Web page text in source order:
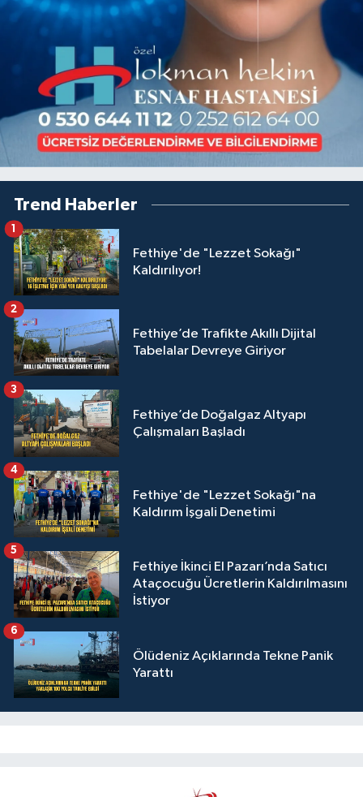
Trend Haberler
Fethiye'de "Lezzet Sokağı"
Kaldırılıyor!
1
Fethiye’de Trafikte Akıllı Dijital
Tabelalar Devreye Giriyor
2
Fethiye’de Doğalgaz Altyapı
Çalışmaları Başladı
3
Fethiye'de "Lezzet Sokağı"na
Kaldırım İşgali Denetimi
4
Fethiye İkinci El Pazarı’nda Satıcı
Ataçocuğu Ücretlerin Kaldırılmasını
İstiyor
5
Ölüdeniz Açıklarında Tekne Panik
Yarattı
6